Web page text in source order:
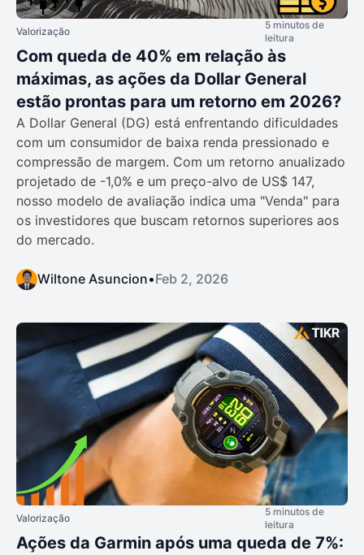
Valorização
5 minutos de
leitura
Com queda de 40% em relação às
máximas, as ações da Dollar General
estão prontas para um retorno em 2026?
A Dollar General (DG) está enfrentando dificuldades
com um consumidor de baixa renda pressionado e
compressão de margem. Com um retorno anualizado
projetado de -1,0% e um preço-alvo de US$ 147,
nosso modelo de avaliação indica uma "Venda" para
os investidores que buscam retornos superiores aos
do mercado.
Wiltone Asuncion•Feb 2, 2026
Valorização
5 minutos de
leitura
Ações da Garmin após uma queda de 7%: